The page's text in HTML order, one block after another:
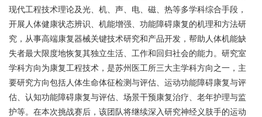
现代工程技术理论及光、机、声、电、磁、热等多学科综合手段，
开展人体健康状态辨识、机能增强、功能障碍康复的机理和方法研
究，从事高端康复器械关键技术研究和产品开发，帮助人体机能缺
失者最大限度地恢复其独立生活、工作和回归社会的能力。研究室
学科方向为康复工程技术，是苏州医工所三大主学科方向之一，主
要研究方向包括人体生命体征检测与评估、运动功能障碍康复与评
估、认知功能障碍康复与评估、场景干预康复治疗、老年护理与监
护等。在本次挑战赛后，该团队将继续深入研究神经义肢手的运动